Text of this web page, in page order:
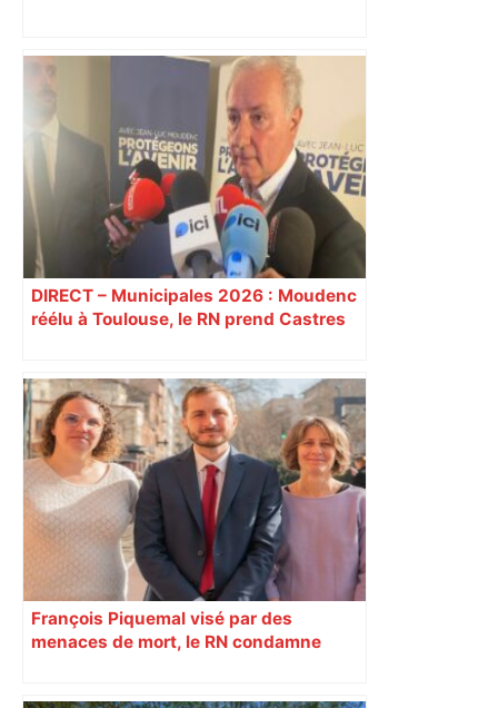
Villeneuve-la-Comptal. Fitness :
superbe exploit au MEET Toulouse ! –
ladepeche.fr
DIRECT – Municipales 2026 : Moudenc
réélu à Toulouse, le RN prend Castres
François Piquemal visé par des
menaces de mort, le RN condamne